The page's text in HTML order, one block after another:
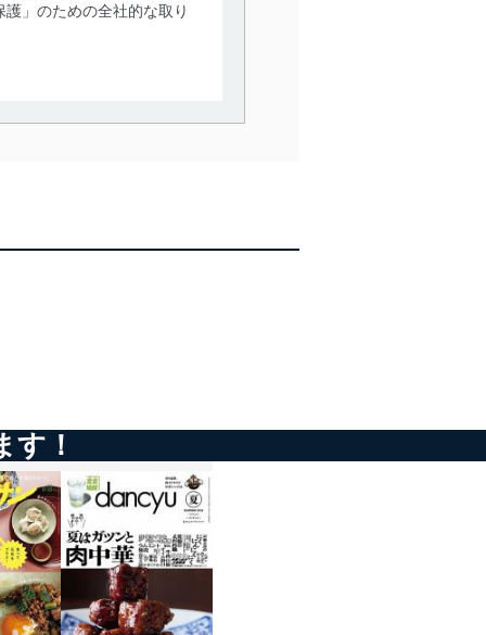
」のための全社的な取り
用目的の達成に必要な範
策を実施し、個人情報の
への不要なアクセスを防止
タベース等を取り扱う情報
す！